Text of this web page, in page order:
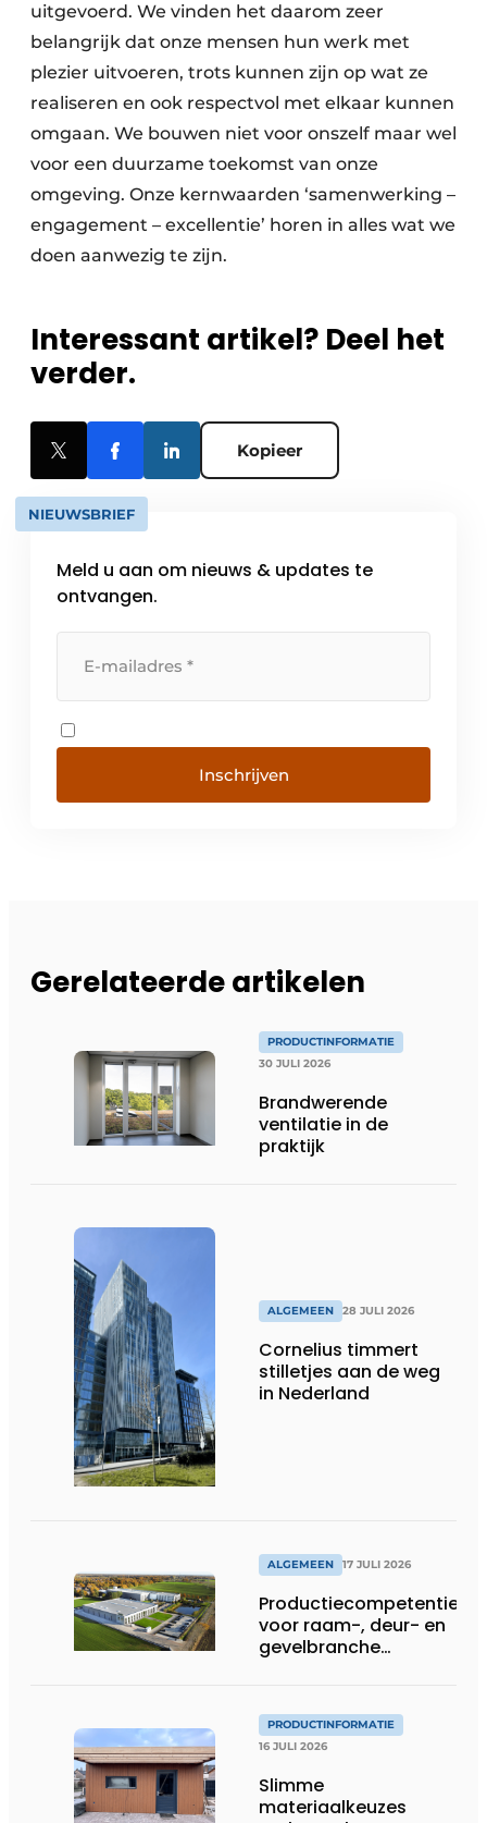
uitgevoerd. We vinden het daarom zeer
belangrijk dat onze mensen hun werk met
plezier uitvoeren, trots kunnen zijn op wat ze
realiseren en ook respectvol met elkaar kunnen
omgaan. We bouwen niet voor onszelf maar wel
voor een duurzame toekomst van onze
omgeving. Onze kernwaarden ‘samenwerking –
engagement – excellentie’ horen in alles wat we
doen aanwezig te zijn.
Interessant artikel? Deel het
verder.
Kopieer
NIEUWSBRIEF
Meld u aan om nieuws & updates te
ontvangen.
Inschrijven
Gerelateerde artikelen
PRODUCTINFORMATIE
30 JULI 2026
Brandwerende
ventilatie in de
praktijk
ALGEMEEN 28 JULI 2026
Cornelius timmert
stilletjes aan de weg
in Nederland
ALGEMEEN 17 JULI 2026
Productiecompetentie
voor raam-, deur- en
gevelbranche
PRODUCTINFORMATIE
16 JULI 2026
Slimme
materiaalkeuzes